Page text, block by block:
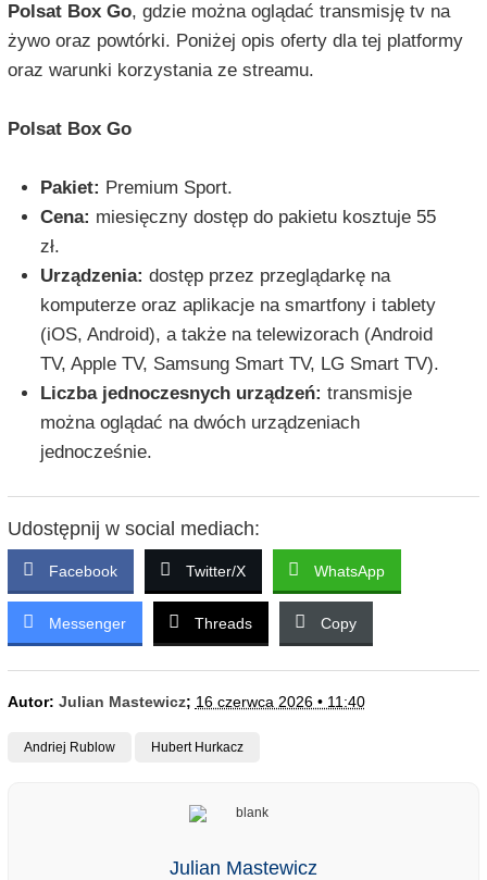
Polsat Box Go, gdzie można oglądać transmisję tv na
żywo oraz powtórki. Poniżej opis oferty dla tej platformy
oraz warunki korzystania ze streamu.
Polsat Box Go
Pakiet: Premium Sport.
Cena: miesięczny dostęp do pakietu kosztuje 55
zł.
Urządzenia: dostęp przez przeglądarkę na
komputerze oraz aplikacje na smartfony i tablety
(iOS, Android), a także na telewizorach (Android
TV, Apple TV, Samsung Smart TV, LG Smart TV).
Liczba jednoczesnych urządzeń: transmisje
można oglądać na dwóch urządzeniach
jednocześnie.
Udostępnij w social mediach:
Facebook Twitter/X WhatsApp
Messenger Threads Copy
Autor: Julian Mastewicz; 16 czerwca 2026 • 11:40
Andriej Rublow Hubert Hurkacz
Julian Mastewicz